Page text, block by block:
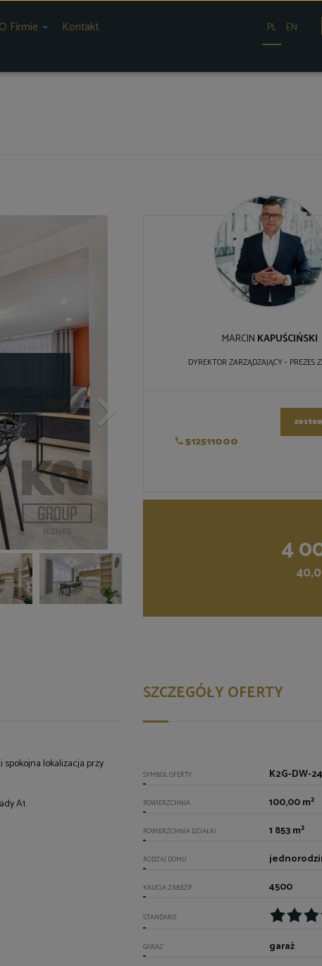
O Firmie Kontakt PL EN
MARCIN KAPUŚCIŃSKI
DYREKTOR ZARZĄDZAJĄCY - PREZES
512511000
4
spokojna lokalizacja przy
A1.
SZCZEGÓŁY OFERTY
SYMBOL OFERTY K2G-DW-
POWIERZCHNIA 100,00 m²
POWIERZCHNIA DZIAŁKI 1 853 m²
RODZAJ DOMU
KAUCJA ZABEZP. 4500
STANDARD
GARAŻ garaż